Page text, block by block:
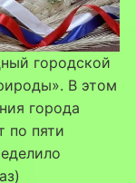
городской
В этом
города
по пяти